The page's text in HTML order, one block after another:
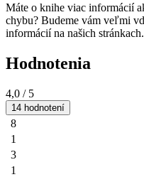
Máte o knihe viac informácií
chybu? Budeme vám veľmi
informácií na našich stránkach.
Hodnotenia
4,0 / 5
14 hodnotení
8
1
3
1